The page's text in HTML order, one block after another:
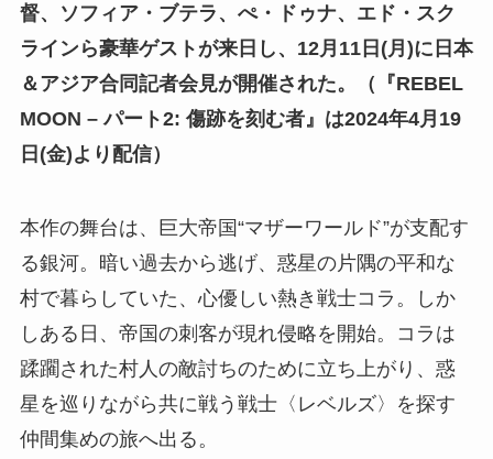
督、ソフィア・ブテラ、ぺ・ドゥナ、エド・スク
ラインら豪華ゲストが来日し、12月11日(月)に日本
＆アジア合同記者会見が開催された。（『REBEL
MOON – パート2: 傷跡を刻む者』は2024年4月19
日(金)より配信）
本作の舞台は、巨大帝国“マザーワールド”が支配す
る銀河。暗い過去から逃げ、惑星の片隅の平和な
村で暮らしていた、心優しい熱き戦士コラ。しか
しある日、帝国の刺客が現れ侵略を開始。コラは
蹂躙された村人の敵討ちのために立ち上がり、惑
星を巡りながら共に戦う戦士〈レベルズ〉を探す
仲間集めの旅へ出る。